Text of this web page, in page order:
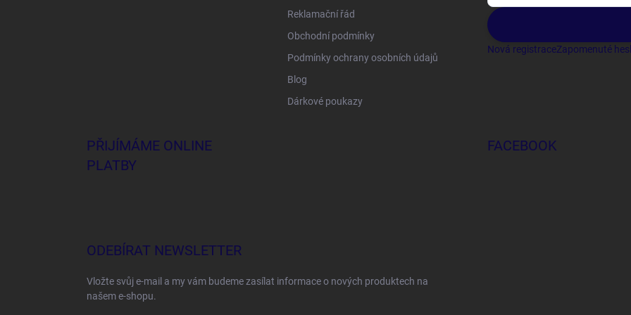
Reklamační řád
Obchodní podmínky
Podmínky ochrany osobních údajů
Blog
Dárkové poukazy
Nová registraceZapomenuté
PŘIJÍMÁME ONLINE
PLATBY
FACEBOOK
ODEBÍRAT NEWSLETTER
Vložte svůj e-mail a my vám budeme zasílat informace o nových produktech na
našem e-shopu.